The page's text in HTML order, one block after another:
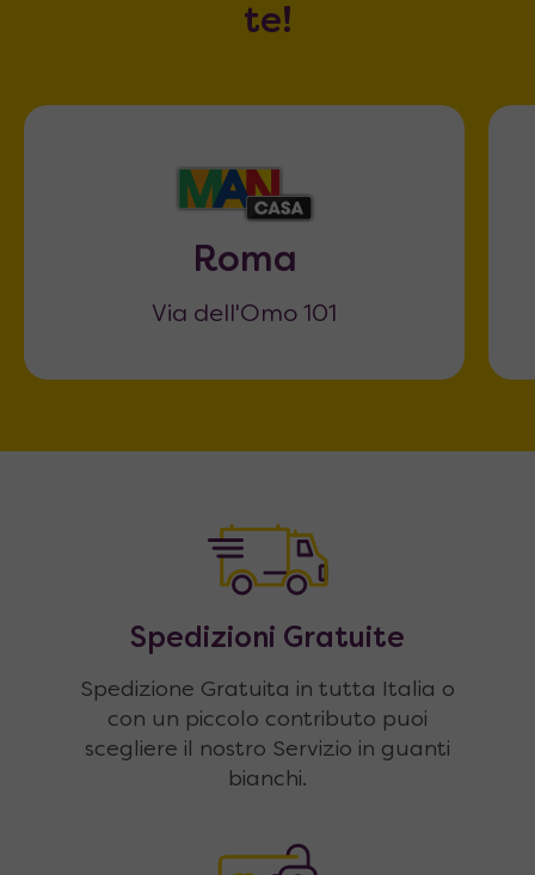
te!
Roma
Via dell'Omo 101
Spedizioni Gratuite
Spedizione Gratuita in tutta Italia o
con un piccolo contributo puoi
scegliere il nostro Servizio in guanti
bianchi.